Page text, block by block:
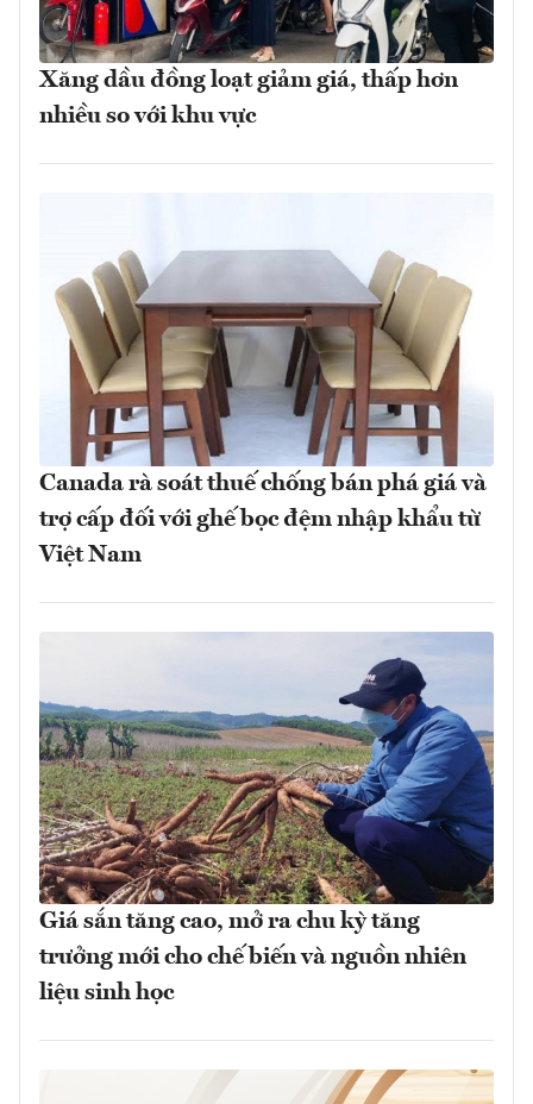
Xăng dầu đồng loạt giảm giá, thấp hơn
nhiều so với khu vực
Canada rà soát thuế chống bán phá giá và
trợ cấp đối với ghế bọc đệm nhập khẩu từ
Việt Nam
Giá sắn tăng cao, mở ra chu kỳ tăng
trưởng mới cho chế biến và nguồn nhiên
liệu sinh học